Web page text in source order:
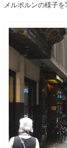
メルボルンの様子